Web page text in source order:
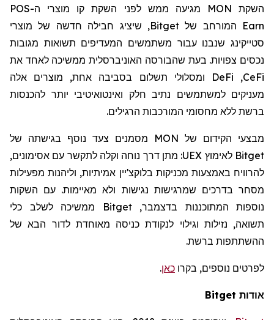
השקת MON מגיעה ממש לפני השקת קו מוצרי ה-POS
Earn המורחב שלBitget, שיציג חבילה חדשה של מוצרי
סטייקינג שנבנו עבור משתמשים המעדיפים תשואות מגובות
נכסים צפויות. בעת שהבורסה האוניברסלית ממשיכה לאחד את
CeFi
,
DeFi
ומסלולי תשלום בסביבה אחת, מוצרים אלה
מעניקים למשתמשים נתיב חלק ואינטואיטיבי יותר להכנסות
ברשת ללא מחסומי המורכבות הרגילים.
מבצעי הקידום של MON מסמנים צעד נוסף בגישתה של
Bitget לאימוץ UEX: מתן דרך נוחה וקלה לתקשר עם אסימונים,
להרוויח באמצעות מכניקות בלוקצ'יין אמיתיות, וליהנות מפעילות
מסחר בדרכים שמרגישות נגישות ולא מאיימות. עם השקות
נוספות המתוכננות בדצמבר,Bitget
ממשיכה לשלב כלי
תשואה, נזילות וגילוי לנקודת כניסה מאוחדת לדור הבא של
ההשתתפות ברשת.
לפרטים נוספים, בקרו כאן.
אודות